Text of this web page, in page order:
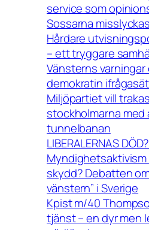
service som
Sossarna
Hårdare
– ett tryggare
Vänsterns
demokratin
Miljöpartiet vill
stockholmarna med
tunnelbanan
LIBERALERNAS DÖD?
skydd? Debatten
vänstern” i Sverige
Kpist m/40
tjänst – en dyr men